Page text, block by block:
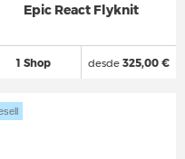
Epic React Flyknit
1 Shop desde325,00 €